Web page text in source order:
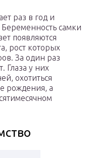
раз в год и
самки
появляются
рост которых
За один раз
Глаза у них
охотиться
рождения, а